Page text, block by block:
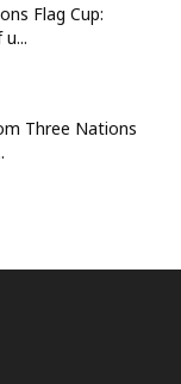
Flag Cup:
Three Nations